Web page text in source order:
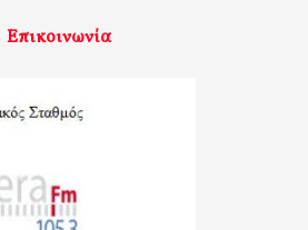
Επικοινωνία